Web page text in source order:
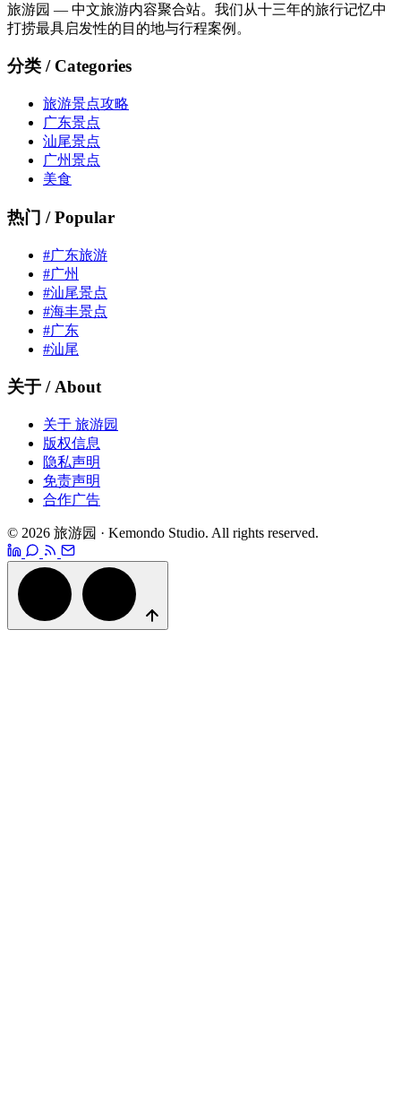
旅游园 — 中文旅游内容聚合站。我们从十三年的旅行记忆中
打捞最具启发性的目的地与行程案例。
分类 / Categories
旅游景点攻略
广东景点
汕尾景点
广州景点
美食
热门 / Popular
#广东旅游
#广州
#汕尾景点
#海丰景点
#广东
#汕尾
关于 / About
关于 旅游园
版权信息
隐私声明
免责声明
合作广告
© 2026 旅游园 · Kemondo Studio. All rights reserved.